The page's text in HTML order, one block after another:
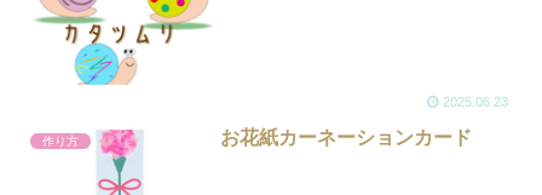
2025.06.23
作り方 お花紙カーネーションカード